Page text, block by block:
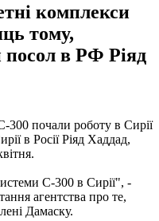
комплекси
тому,
посол в РФ Ріяд
300 почали роботу в Сирії
в Росії Ріяд Хаддад,
С-300 в Сирії", -
агентства про те,
Дамаску.